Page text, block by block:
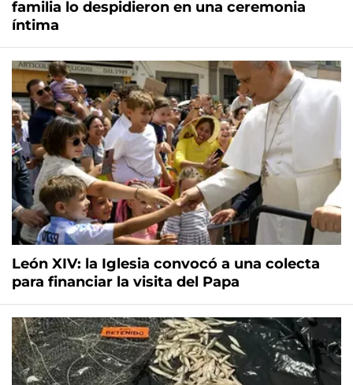
familia lo despidieron en una ceremonia
íntima
León XIV: la Iglesia convocó a una colecta
para financiar la visita del Papa